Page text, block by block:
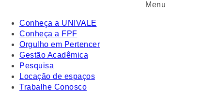
Menu
Conheça a UNIVALE
Conheça a FPF
Orgulho em Pertencer
Gestão Acadêmica
Pesquisa
Locação de espaços
Trabalhe Conosco